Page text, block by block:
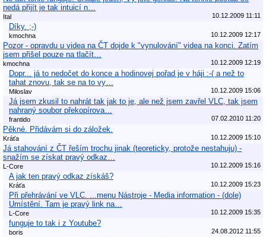
nedá přijít je tak intuicí n…
Ital 10.12.2009 11:11
Díky. ;-)
kmochna 10.12.2009 12:17
Pozor - opravdu u videa na ČT dojde k "vynulování" videa na konci. Zatím
jsem přišel pouze na tlačít…
kmochna 10.12.2009 12:19
Dopr... já to nedočet do konce a hodinovej pořad je v háji :-( a než to
tahat znovu, tak se na to vy…
Miloslav 10.12.2009 15:06
Já jsem zkusil to nahrát tak jak to je, ale než jsem zavřel VLC, tak jsem
nahraný soubor překopírova…
frantido 07.02.2010 11:20
Pěkné. Přidávám si do záložek.
Kráťa 10.12.2009 15:10
Já stahování z ČT řeším trochu jinak (teoreticky, protože nestahuju) -
snažím se získat pravý odkaz…
L-Core 10.12.2009 15:16
A jak ten pravý odkaz získáš?
Kráťa 10.12.2009 15:23
Při přehrávání ve VLC. ...menu Nástroje - Media information - (dole)
Umístění. Tam je pravý link na…
L-Core 10.12.2009 15:35
funguje to tak i z Youtube?
boris 24.08.2012 11:55